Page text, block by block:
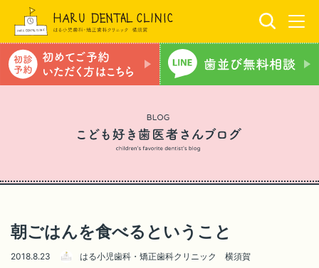
朝ごはんを食べるということ
2018.8.23 はる小児歯科・矯正歯科クリニック 横須賀